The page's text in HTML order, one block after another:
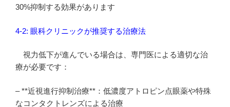
30%抑制する効果があります
4-2: 眼科クリニックが推奨する治療法
視力低下が進んでいる場合は、専門医による適切な治
療が必要です：
– **近視進行抑制治療**：低濃度アトロピン点眼薬や特殊
なコンタクトレンズによる治療